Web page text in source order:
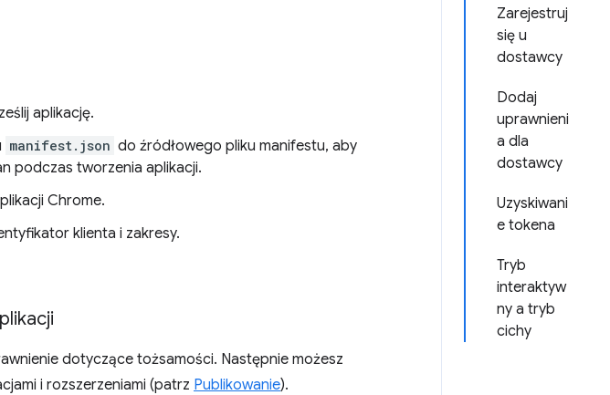
Zarejestruj
się u
dostawcy
Dodaj
uprawnieni
a dla
dostawcy
Uzyskiwani
e tokena
Tryb
interaktyw
ny a tryb
cichy
aplikację.
manifest.json do źródłowego pliku manifestu, aby
podczas tworzenia aplikacji.
Chrome.
klienta i zakresy.
dotyczące tożsamości. Następnie możesz
i rozszerzeniami (patrz Publikowanie).